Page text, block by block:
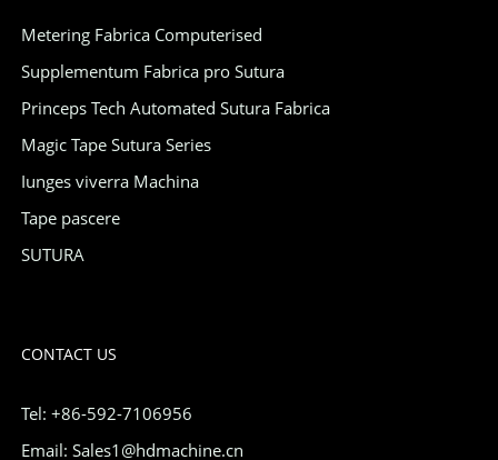
Metering Fabrica Computerised
Supplementum Fabrica pro Sutura
Princeps Tech Automated Sutura Fabrica
Magic Tape Sutura Series
Iunges viverra Machina
Tape pascere
SUTURA
CONTACT US
Tel: +86-592-7106956
Email: Sales1@hdmachine.cn